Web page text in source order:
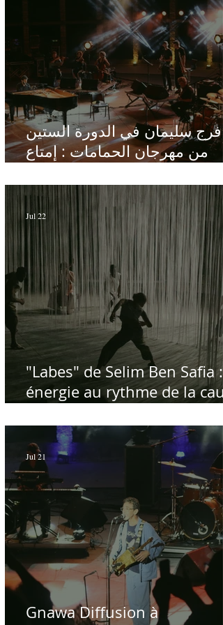
فرج سليمان في الدورة الستين
من مهرجان الحمامات : إمتاع
"Labes" de Selim Ben Safia :
énergie au rythme de la
Jul 22
Gnawa Diffusion à
Jul 21